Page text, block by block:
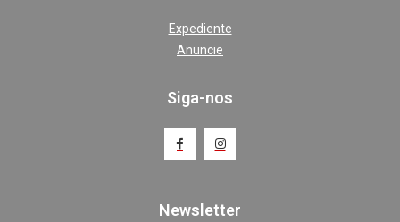
Expediente
Anuncie
Siga-nos
Newsletter